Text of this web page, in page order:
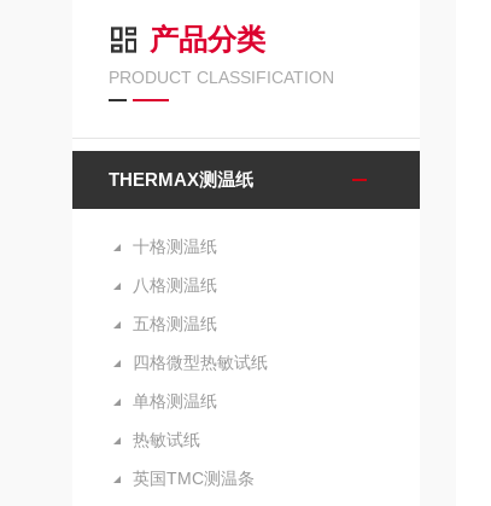
产品分类
PRODUCT CLASSIFICATION
THERMAX测温纸
十格测温纸
八格测温纸
五格测温纸
四格微型热敏试纸
单格测温纸
热敏试纸
英国TMC测温条